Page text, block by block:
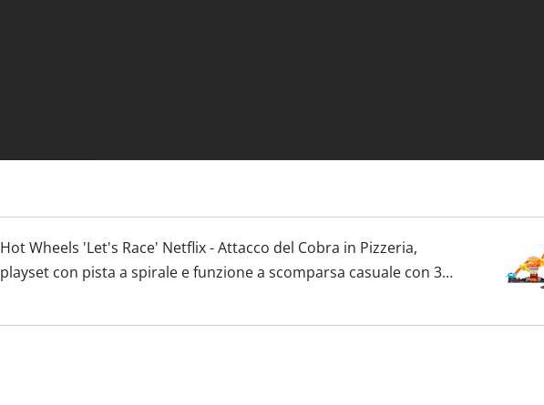
Hot Wheels 'Let's Race' Netflix - Attacco del Cobra in Pizzeria,
playset con pista a spirale e funzione a scomparsa casuale con 3